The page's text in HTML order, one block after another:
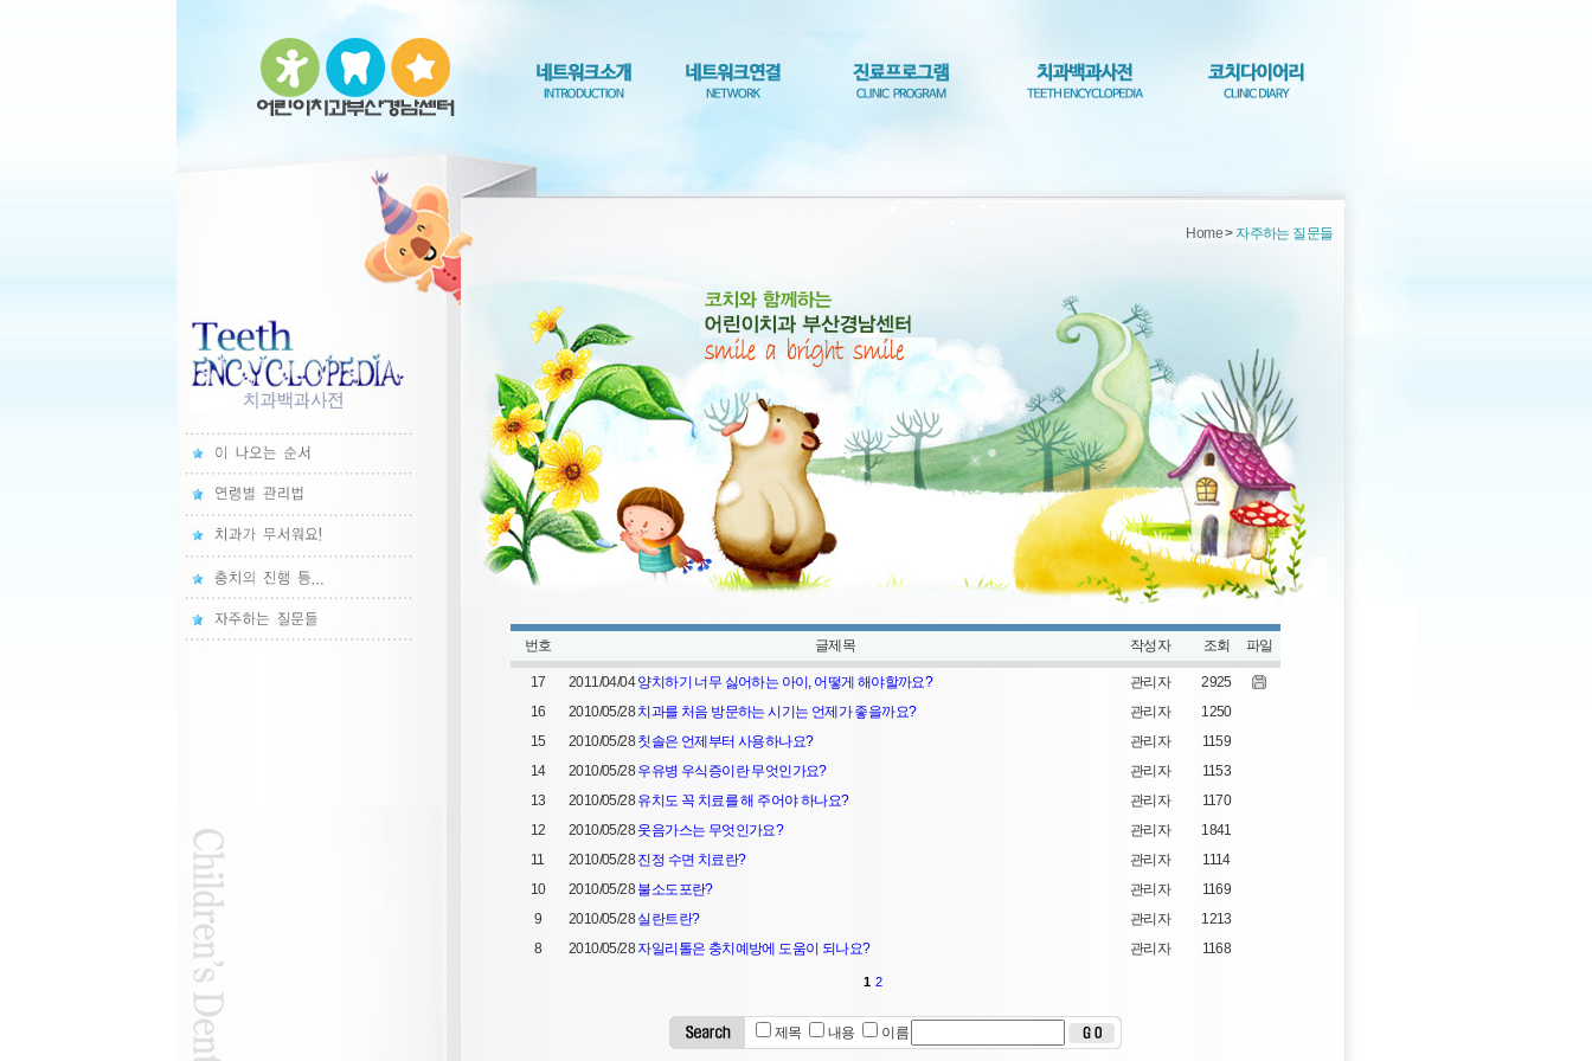
Home>자주하는 질문들
번호 글제목 작성자 조회 파일
17 2011/04/04양치하기 너무 싫어하는 아이, 어떻게 해야할까요? 관리자
2925
16
2010/05/28치과를 처음 방문하는 시기는 언제가 좋을까요? 관리자
1250
15
2010/05/28칫솔은 언제부터 사용하나요? 관리자
1159
14
2010/05/28우유병 우식증이란 무엇인가요? 관리자
1153
13
2010/05/28유치도 꼭 치료를 해 주어야 하나요? 관리자
1170
12
2010/05/28웃음가스는 무엇인가요? 관리자
1841
11
2010/05/28진정 수면 치료란? 관리자
1114
10
2010/05/28불소도포란? 관리자
1169
9
2010/05/28실란트란? 관리자
1213
8
2010/05/28자일리톨은 충치예방에 도움이 되나요? 관리자 1168
1 2
제목 내용 이름